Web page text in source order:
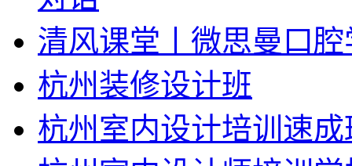
清风课堂丨微思曼口
杭州装修设计班
杭州室内设计培训速成